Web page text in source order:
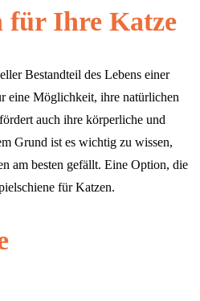
für Ihre Katze
Bestandteil des Lebens einer
eine Möglichkeit, ihre natürlichen
auch ihre körperliche und
Grund ist es wichtig zu wissen,
am besten gefällt. Eine Option, die
für Katzen.